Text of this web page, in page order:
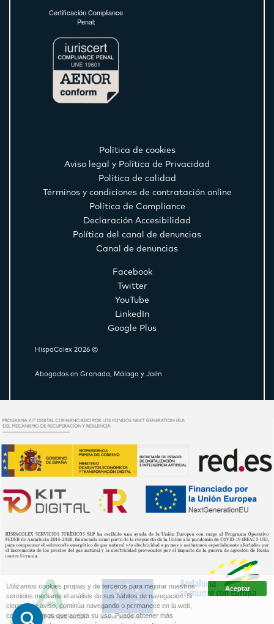
Certificación Compliance
Penal:
Política de cookies
Aviso legal y Política de Privacidad
Política de calidad
Términos y condiciones de contratación online
Política de Compliance
Declaración Accesibilidad
Política del canal de denuncias
Canal de denuncias
Facebook
Twitter
YouTube
LinkedIn
Google Plus
HispaColex 2026 ©
Abogados en Granada, Málaga y Jaén
Utilizamos cookies propias y de terceros para mejorar nuestros
servicios mediante el análisis de sus hábitos de navegación. Si
cierra este aviso, continúa navegando o permanece en la web,
consideraremos que acepta su uso. Puede obtener más